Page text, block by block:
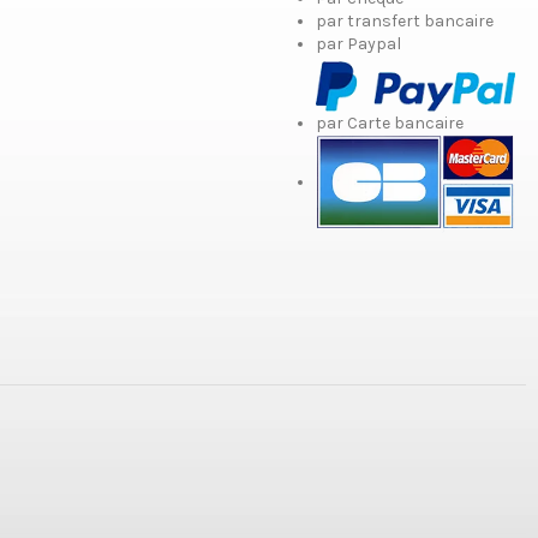
par transfert bancaire
par Paypal
par Carte bancaire